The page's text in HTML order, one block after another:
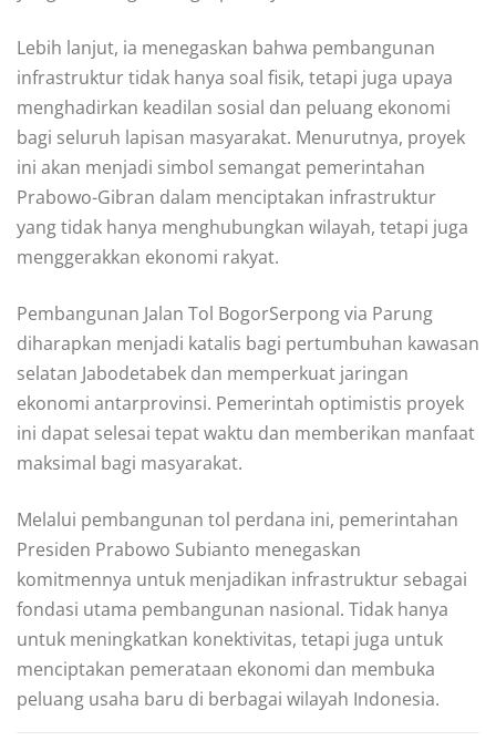
Lebih lanjut, ia menegaskan bahwa pembangunan
infrastruktur tidak hanya soal fisik, tetapi juga upaya
menghadirkan keadilan sosial dan peluang ekonomi
bagi seluruh lapisan masyarakat. Menurutnya, proyek
ini akan menjadi simbol semangat pemerintahan
Prabowo-Gibran dalam menciptakan infrastruktur
yang tidak hanya menghubungkan wilayah, tetapi juga
menggerakkan ekonomi rakyat.
Pembangunan Jalan Tol BogorSerpong via Parung
diharapkan menjadi katalis bagi pertumbuhan kawasan
selatan Jabodetabek dan memperkuat jaringan
ekonomi antarprovinsi. Pemerintah optimistis proyek
ini dapat selesai tepat waktu dan memberikan manfaat
maksimal bagi masyarakat.
Melalui pembangunan tol perdana ini, pemerintahan
Presiden Prabowo Subianto menegaskan
komitmennya untuk menjadikan infrastruktur sebagai
fondasi utama pembangunan nasional. Tidak hanya
untuk meningkatkan konektivitas, tetapi juga untuk
menciptakan pemerataan ekonomi dan membuka
peluang usaha baru di berbagai wilayah Indonesia.